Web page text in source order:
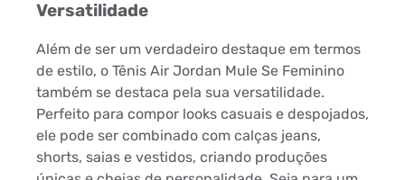
Versatilidade
Além de ser um verdadeiro destaque em termos
de estilo, o Tênis Air Jordan Mule Se Feminino
também se destaca pela sua versatilidade.
Perfeito para compor looks casuais e despojados,
ele pode ser combinado com calças jeans,
shorts, saias e vestidos, criando produções